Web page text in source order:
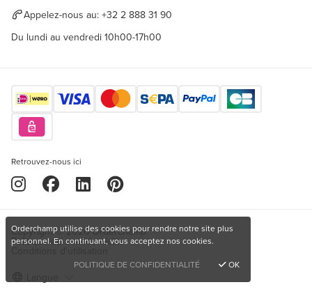
Appelez-nous au: +32 2 888 31 90
Du lundi au vendredi 10h00-17h00
Retrouvez-nous ici
Copyright © 2026 Orderchamp
Politique de confidentialité
Orderchamp utilise des cookies pour rendre notre site plus
personnel. En continuant, vous acceptez nos cookies.
POLITIQUE DE CONFIDENTIALITÉ
OK